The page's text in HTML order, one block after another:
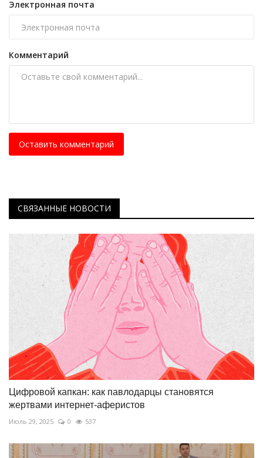
Электронная почта
Комментарий
Оставить комментарий
СВЯЗАННЫЕ НОВОСТИ
Цифровой капкан: как павлодарцы становятся
жертвами интернет-аферистов
Июль 29, 2025 0 537